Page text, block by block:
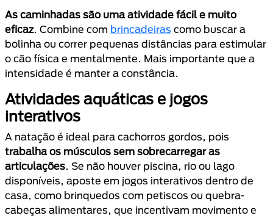
As caminhadas são uma atividade fácil e muito
eficaz. Combine com brincadeiras como buscar a
bolinha ou correr pequenas distâncias para estimular
o cão física e mentalmente. Mais importante que a
intensidade é manter a constância.
Atividades aquáticas e jogos
interativos
A natação é ideal para cachorros gordos, pois
trabalha os músculos sem sobrecarregar as
articulações. Se não houver piscina, rio ou lago
disponíveis, aposte em jogos interativos dentro de
casa, como brinquedos com petiscos ou quebra-
cabeças alimentares, que incentivam movimento e